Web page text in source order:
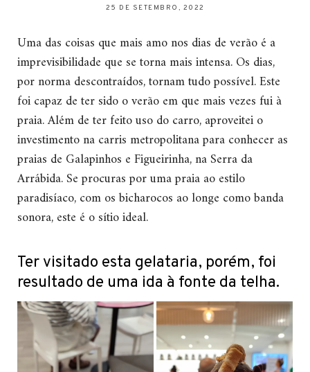
25 DE SETEMBRO, 2022
Uma das coisas que mais amo nos dias de verão é a
imprevisibilidade que se torna mais intensa. Os dias,
por norma descontraídos, tornam tudo possível. Este
foi capaz de ter sido o verão em que mais vezes fui à
praia. Além de ter feito uso do carro, aproveitei o
investimento na carris metropolitana para conhecer as
praias de Galapinhos e Figueirinha, na Serra da
Arrábida. Se procuras por uma praia ao estilo
paradisíaco, com os bicharocos ao longe como banda
sonora, este é o sítio ideal.
Ter visitado esta gelataria, porém, foi
resultado de uma ida à fonte da telha.